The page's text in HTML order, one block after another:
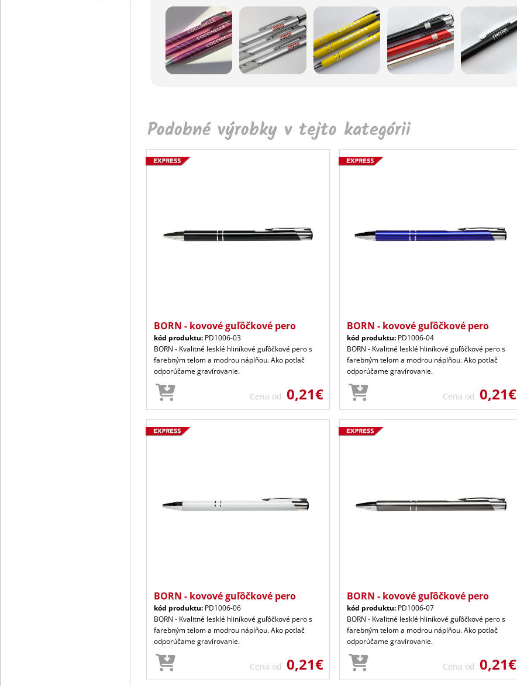
Podobné výrobky v tejto kategórii
BORN - kovové guľôčkové pero
kód produktu: PD1006-03
BORN - Kvalitné lesklé hliníkové guľôčkové pero s
farebným telom a modrou náplňou. Ako potlač
odporúčame gravírovanie.
Cena od 0,21€
BORN - kovové guľôčkové pero
kód produktu: PD1006-04
BORN - Kvalitné lesklé hliníkové guľôčkové pero s
farebným telom a modrou náplňou. Ako potlač
odporúčame gravírovanie.
Cena od 0,21€
BORN - kovové guľôčkové pero
kód produktu: PD1006-06
BORN - Kvalitné lesklé hliníkové guľôčkové pero s
farebným telom a modrou náplňou. Ako potlač
odporúčame gravírovanie.
Cena od 0,21€
BORN - kovové guľôčkové pero
kód produktu: PD1006-07
BORN - Kvalitné lesklé hliníkové guľôčkové pero s
farebným telom a modrou náplňou. Ako potlač
odporúčame gravírovanie.
Cena od 0,21€